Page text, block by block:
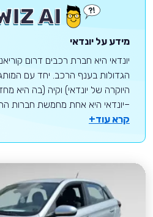
מידע על יונדאי
יונדאי היא חברת רכבים דרום
הגדולות בענף הרכב. יחד עם
היוקרה של יונדאי) וקיה (בה היא
–יונדאי היא אחת מחמשת חברות
קרא עוד+